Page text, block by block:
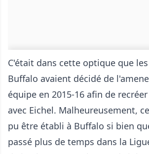
C'était dans cette optique que
Buffalo avaient décidé de
équipe en 2015-16 afin de
avec Eichel. Malheureusement,
pu être établi à Buffalo si bien
passé plus de temps dans la